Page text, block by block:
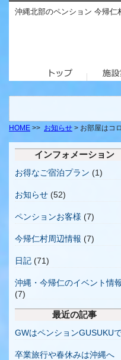
沖縄北部のペンション 今帰仁
HOME >> お知らせ > お部屋はコ
インフォメーション
お得なご宿泊プラン (1)
お知らせ (52)
ペンションお客様 (7)
今帰仁村周辺情報 (7)
日記 (71)
沖縄・今帰仁のイベント情
(7)
最近の記事
GWはペンションGUSUKU
卒業旅行や春休みは沖縄へ